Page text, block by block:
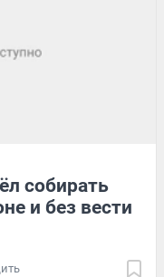
собирать
и без вести